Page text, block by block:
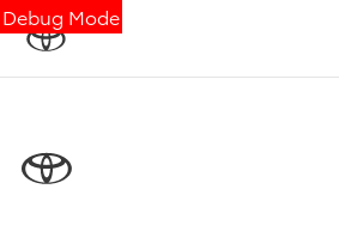
Debug Mode